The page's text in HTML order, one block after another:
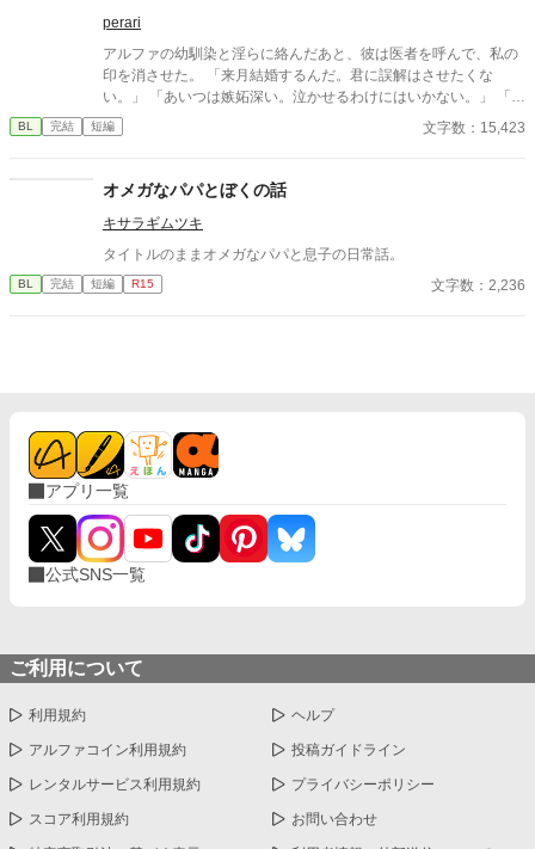
perari
アルファの幼馴染と淫らに絡んだあと、彼は医者を呼んで、私の
印を消させた。 「来月結婚するんだ。君に誤解はさせたくな
い。」 「あいつは嫉妬深い。泣かせるわけにはいかない。」 「君
ももう年頃の残り物のオメガだろ？ 俺の印をつけたまま、他の
アルファとお見合いするなんてありえない。」 彼は冷たく、けれ
す。 「長い間、俺に従ってきたんだから、君を傷つけたりはしな
い。」 「結婚の日には招待状を送る。必ず来て、席につけよ。」
--- いくつかのコメントを拝見し、大変申し訳なく思っておりま
す。 私は現在日本語を勉強しており、この文章はAI作品ではあり
さる中で日本語のおかしな点をご指摘いただけましたら、 本当に
BL 完結 短編 文字数：15,423
オメガなパパとぼくの話
キサラギムツキ
タイトルのままオメガなパパと息子の日常話。
BL 完結 短編 R15 文字数：2,236
アプリ一覧
公式SNS一覧
ご利用について
利用規約 ヘルプ
アルファコイン利用規約 投稿ガイドライン
レンタルサービス利用規約 プライバシーポリシー
スコア利用規約 お問い合わせ